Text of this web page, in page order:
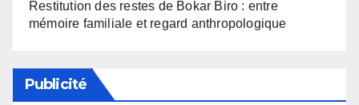
Restitution des restes de Bokar Biro : entre
mémoire familiale et regard anthropologique
Publicité